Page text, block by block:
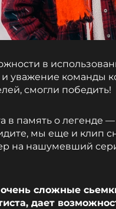
в
и уважение команды
смогли победить!
в память о легенде
мы еще и клип
на нашумевший
сложные
дает